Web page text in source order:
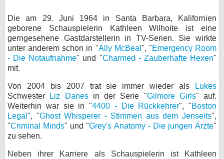
Die am 29. Juni 1964 in Santa Barbara, Kalifornien
geborene Schauspielerin Kathleen Wilhoite ist eine
gerngesehene Gastdarstellerin in TV-Serien. Sie wirkte
unter anderem schon in "Ally McBeal ", "Emergency Room
- Die Notaufnahme" und "Charmed - Zauberhafte Hexen"
mit.
Von 2004 bis 2007 trat sie immer wieder als
Lukes
Schwester
Liz Danesin der Serie "Gilmore Girls" auf.
Weiterhin war sie in "4400 - Die Rückkehrer", "Boston
Legal ", "Ghost Whisperer - Stimmen aus dem Jenseits",
"Criminal Minds" und "Grey's Anatomy - Die jungen Ärzte"
zu sehen.
Neben ihrer Karriere als Schauspielerin ist Kathleen
KULTUR
Specials
SERVICE
Forum
bei X